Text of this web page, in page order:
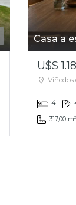
Casa a
U$S
Viñedos
4
317,00 m²